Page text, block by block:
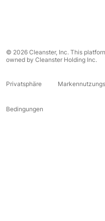
© 2026 Cleanster, Inc. This
owned by Cleanster Holding Inc.
Privatsphäre
Bedingungen